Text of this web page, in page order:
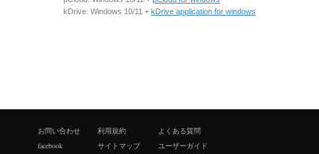
kDrive: Windows 10/11 + kDrive application for windows
お問い合わせ
facebook
利用規約
サイトマップ
よくある質問
ユーザーガイド